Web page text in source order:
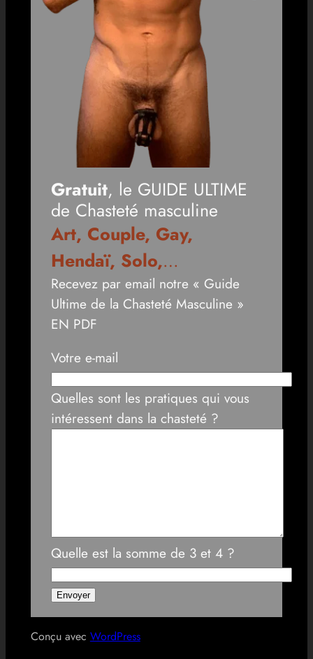
Gratuit, le GUIDE ULTIME
de Chasteté masculine
Art, Couple, Gay,
Hendaï, Solo,…
Recevez par email notre « Guide
Ultime de la Chasteté Masculine »
EN PDF
Votre e-mail
Quelles sont les pratiques qui vous
intéressent dans la chasteté ?
Quelle est la somme de 3 et 4 ?
Conçu avec WordPress